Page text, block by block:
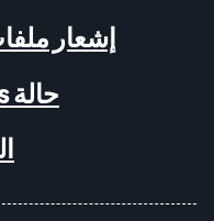
إشعار
حالة Amazon Ads